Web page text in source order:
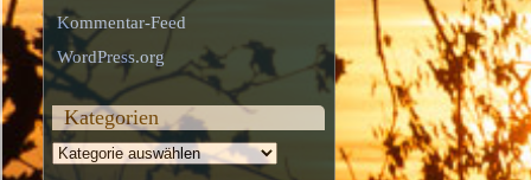
Kommentar-Feed
WordPress.org
Kategorien
Kategorien